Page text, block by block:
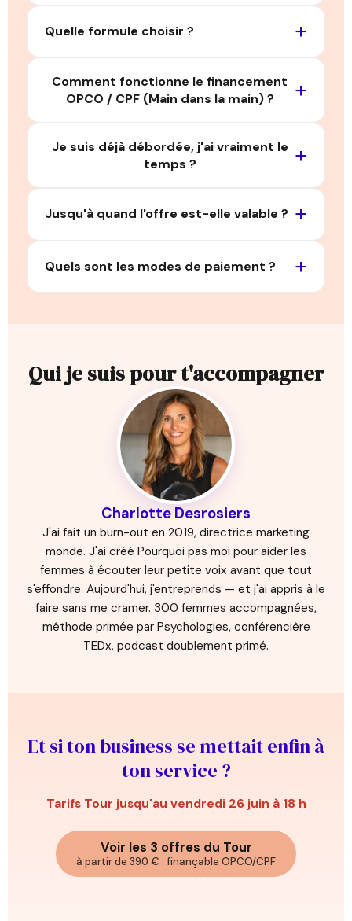
Quelle formule choisir ?
Comment fonctionne le financement
OPCO / CPF (Main dans la main) ?
Je suis déjà débordée, j'ai vraiment le
temps ?
Jusqu'à quand l'offre est-elle valable ?
Quels sont les modes de paiement ?
Qui je suis pour t'accompagner
Charlotte Desrosiers
J'ai fait un burn-out en 2019, directrice marketing
monde. J'ai créé Pourquoi pas moi pour aider les
femmes à écouter leur petite voix avant que tout
s'effondre. Aujourd'hui, j'entreprends — et j'ai appris à le
faire sans me cramer. 300 femmes accompagnées,
méthode primée par Psychologies, conférencière
TEDx, podcast doublement primé.
Et si ton business se mettait enfin à
ton service ?
Tarifs Tour jusqu'au vendredi 26 juin à 18 h
Voir les 3 offres du Tour
à partir de 390 € · finançable OPCO/CPF